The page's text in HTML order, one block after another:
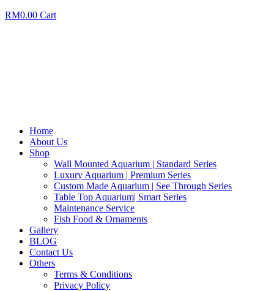
RM0.00 Cart
Home
About Us
Shop
Wall Mounted Aquarium | Standard Series
Luxury Aquarium | Premium Series
Custom Made Aquarium | See Through Series
Table Top Aquarium| Smart Series
Maintenance Service
Fish Food & Ornaments
Gallery
BLOG
Contact Us
Others
Terms & Conditions
Privacy Policy